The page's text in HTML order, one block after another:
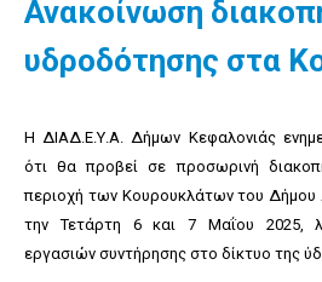
Ανακοίνωση
υδροδότησης στα
Η ΔΙΑΔ.Ε.Υ.Α. Δήμων Κεφαλονιάς
ότι θα προβεί σε προσωρινή
περιοχή των Κουρουκλάτων του Δήμου
την Τετάρτη 6 και 7 Μαΐου 2025,
εργασιών συντήρησης στο δίκτυο της